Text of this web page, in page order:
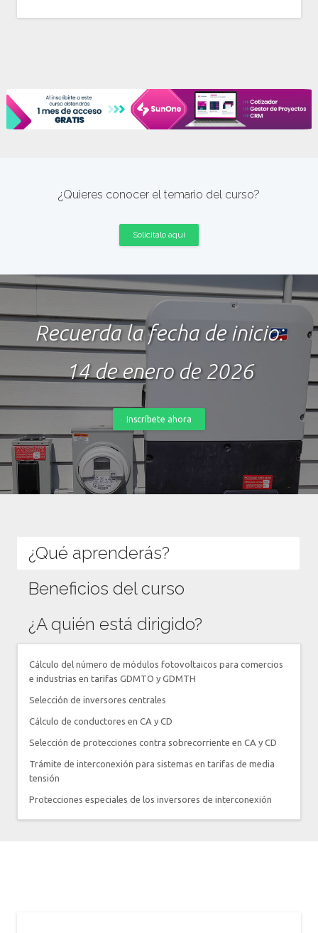
¿Quieres conocer el temario del curso?
Solicitalo aquí
Recuerda la fecha de inicio:
14 de enero de 2026
Inscríbete ahora
¿Qué aprenderás?
Beneficios del curso
¿A quién está dirigido?
Cálculo del número de módulos fotovoltaicos para comercios
e industrias en tarifas GDMTO y GDMTH
Selección de inversores centrales
Cálculo de conductores en CA y CD
Selección de protecciones contra sobrecorriente en CA y CD
Trámite de interconexión para sistemas en tarifas de media
tensión
Protecciones especiales de los inversores de interconexión